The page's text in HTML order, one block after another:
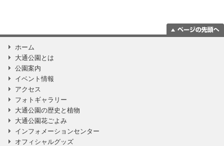
ホーム
大通公園とは
公園案内
イベント情報
アクセス
フォトギャラリー
大通公園の歴史と植物
大通公園花ごよみ
インフォメーションセンター
オフィシャルグッズ